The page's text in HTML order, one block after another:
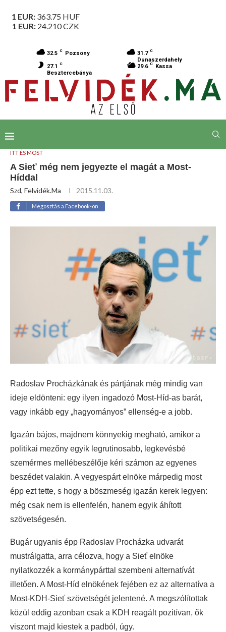
1 EUR: 363.75 HUF
1 EUR: 24.210CZK
32.5 C Pozsony 31.7 C
Dunaszerdahely
27.1 C
Besztercebánya
29.6 C Kassa
ITT ÉS MOST
A Sieť még nem jegyezte el magát a Most-
Híddal
Szd, Felvidék.ma 2015.11.03.
Megosztás a Facebook-on
Radoslav Procházkának és pártjának még mindig van
ideje eldönteni: egy ilyen ingadozó Most-Híd-as barát,
vagy inkább egy „hagyományos” ellenség-e a jobb.
Igazán bájos, majdnem könnyekig megható, amikor a
politikai mezőny egyik legrutinosabb, legkevésbé
szemérmes mellébeszélője kéri számon az egyenes
beszédet valakin. A vegyespárt elnöke márpedig most
épp ezt tette, s hogy a böszmeség igazán kerek legyen:
még csak nem is ellenfelén, hanem egyik áhított
szövetségesén.
Bugár ugyanis épp Radoslav Procházka udvarát
mustrálgatta, arra célozva, hogy a Sieť elnöke
nyilatkozzék a kormánypárttal szembeni alternatívát
illetően. A Most-Híd elnökének fejében ez az alternatíva a
Most-KDH-Sieť szövetségét jelentené. A megszólítottak
közül eddig azonban csak a KDH reagált pozitívan, ők
viszont majd kiestek a padból, úgy.